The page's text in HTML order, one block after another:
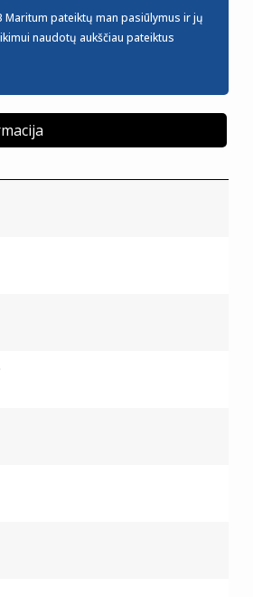
Maritum pateiktų man pasiūlymus ir jų
naudotų aukščiau pateiktus